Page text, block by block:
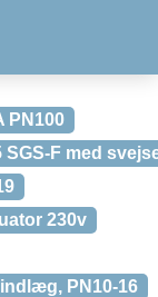
PN100
SGS-F med
230v
PN10-16